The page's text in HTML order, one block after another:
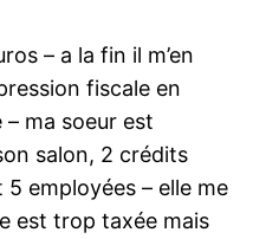
– a la fin il m’en
fiscale en
ma soeur est
salon, 2 crédits
employées – elle me
est trop taxée mais